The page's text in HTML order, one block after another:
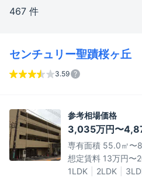
467 件
センチュリー聖蹟桜ヶ丘
3.59
参考相場価格
3,035万円〜
専有面積 55.0㎡〜
想定賃料 13万円〜
1LDK
2LDK